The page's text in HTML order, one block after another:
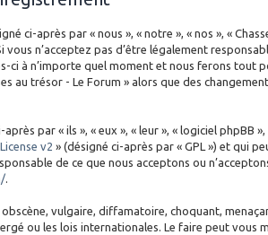
ci-après par « nous », « notre », « nos », «
n’acceptez pas d’être légalement
ci à n’importe quel moment et nous ferons
au trésor - Le Forum » alors que des
par « ils », « eux », « leur », « logiciel phpBB
v2 » (désigné ci-après par « GPL ») et qui
de ce que nous acceptons ou
vulgaire, diffamatoire, choquant,
ou les lois internationales. Le faire peut